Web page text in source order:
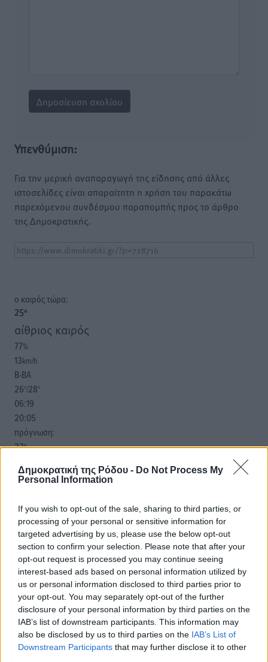
Δημοκρατική της Ρόδου - Do Not Process My
Personal Information
If you wish to opt-out of the sale, sharing to third parties, or
processing of your personal or sensitive information for
targeted advertising by us, please use the below opt-out
section to confirm your selection. Please note that after your
opt-out request is processed you may continue seeing
interest-based ads based on personal information utilized by
us or personal information disclosed to third parties prior to
your opt-out. You may separately opt-out of the further
disclosure of your personal information by third parties on the
IAB’s list of downstream participants. This information may
also be disclosed by us to third parties on the IAB’s List of
Downstream Participants that may further disclose it to other
Υπενθύμιση:
Για την μερική αναπαραγωγή της είδησης από άλλες
ιστοσελίδες είναι απαραίτητη η χρήση του παρακάτω
παρεχόμενου συνδέσμου παραπομπής προς το άρθρο
της Δημοκρατικής.
o καιρός τώρα:
25°
αίθριος καιρός
77%
13km/h
Β-ΒΑ
26°/28°
06:19
20:05
πρόγνωση:
33°
30°
28
ΤΕ
29°
ΠΕ